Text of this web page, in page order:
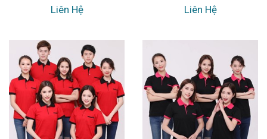
Liên Hệ Liên Hệ